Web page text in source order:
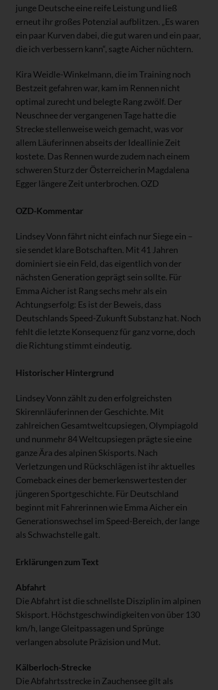
junge Deutsche eine reife Leistung und ließ
erneut ihr großes Potenzial aufblitzen. „Es waren
ein paar Kurven dabei, die gut waren und ein paar,
die ich verbessern kann“, sagte Aicher nüchtern.
Kira Weidle-Winkelmann, die im Training noch
Bestzeit gefahren war, kam im Rennen nicht
optimal zurecht und belegte Rang zwölf. Der
Neuschnee der vergangenen Tage hatte die
Strecke stellenweise weich gemacht, was vor
allem Läuferinnen abseits der Ideallinie Zeit
kostete. Das Rennen wurde zudem nach einem
schweren Sturz der Österreicherin Magdalena
Egger längere Zeit unterbrochen. OZD
OZD-Kommentar
Lindsey Vonn fährt nicht einfach nur Siege ein –
sie sendet klare Botschaften. Mit 41 Jahren
dominiert sie ein Feld, das eigentlich von der
nächsten Generation geprägt sein sollte. Für
Emma Aicher ist Rang sechs mehr als ein
Achtungserfolg: Es ist der Beweis, dass
Deutschlands Speed-Zukunft Substanz hat. Noch
fehlt die letzte Konsequenz für ganz vorne, doch
die Richtung stimmt eindeutig.
Historischer Hintergrund
Lindsey Vonn zählt zu den erfolgreichsten
Skirennläuferinnen der Geschichte. Mit
zahlreichen Gesamtweltcupsiegen, Olympiagold
und nunmehr 84 Weltcupsiegen prägte sie eine
ganze Ära des alpinen Skisports. Nach
Verletzungen und Rückschlägen ist ihr aktuelles
Comeback eines der bemerkenswertesten der
jüngeren Sportgeschichte. Für Deutschland
beginnt mit Fahrerinnen wie Emma Aicher ein
Generationswechsel im Speed-Bereich, der lange
als Schwachstelle galt.
Erklärungen zum Text
Abfahrt
Die Abfahrt ist die schnellste Disziplin im alpinen
Skisport. Höchstgeschwindigkeiten von über 130
km/h, lange Gleitpassagen und Sprünge
verlangen absolute Präzision und Mut.
Kälberloch-Strecke
Die Abfahrtsstrecke in Zauchensee gilt als